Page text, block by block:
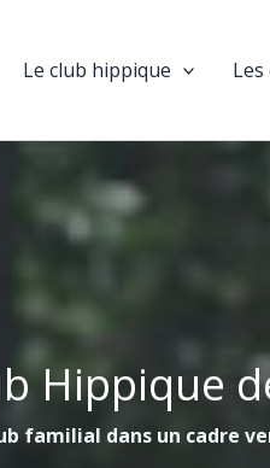
Le club hippique
Hippique
familial dans un cadre